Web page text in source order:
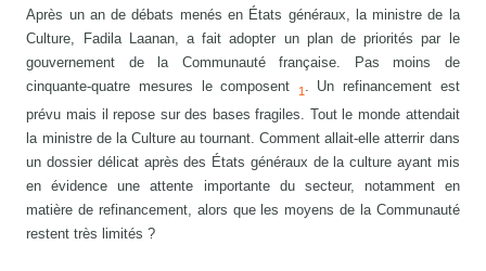
Après un an de débats menés en États généraux, la ministre de la
Culture, Fadila Laanan, a fait adopter un plan de priorités par le
gouvernement de la Communauté française. Pas moins de
cinquante-quatre mesures le composent
1 . Un refinancement est
prévu mais il repose sur des bases fragiles. Tout le monde attendait
la ministre de la Culture au tournant. Comment allait-elle atterrir dans
un dossier délicat après des États généraux de la culture ayant mis
en évidence une attente importante du secteur, notamment en
matière de refinancement, alors que les moyens de la Communauté
restent très limités ?